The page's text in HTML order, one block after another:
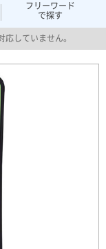
フリーワード
で探す
していません。